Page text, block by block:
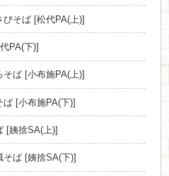
そば [松代PA(上)]
PA(下)]
ば [小布施PA(上)]
[小布施PA(下)]
[姨捨SA(上)]
ば [姨捨SA(下)]